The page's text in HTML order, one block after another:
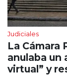
Judiciales
La Cámara
anulaba un
virtual” y